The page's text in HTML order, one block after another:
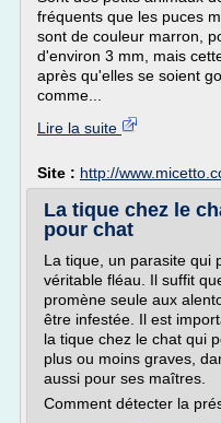
fréquents que les puces
sont de couleur marron,
d'environ 3 mm, mais
après qu'elles se soient
comme...
Lire la suite
Site : http://
La tique chez le
pour chat
La tique, un parasite qui
véritable fléau. Il suffit
promène seule aux
être infestée. Il est
la tique chez le chat qui
plus ou moins graves,
aussi pour ses maîtres.
Comment détecter la